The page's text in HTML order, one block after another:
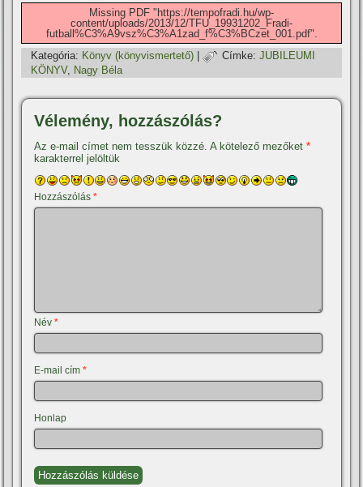
Missing PDF "https://tempofradi.hu/wp-
content/uploads/2013/12/TFU_19931202_Fradi-
futball%C3%A9vsz%C3%A1zad_f%C3%BCzet_001.pdf".
Kategória: Könyv (könyvismertető) | Címke: JUBILEUMI
KÖNYV, Nagy Béla
Vélemény, hozzászólás?
Az e-mail címet nem tesszük közzé. A kötelező mezőket*
karakterrel jelöltük
Hozzászólás*
Név*
E-mail cím*
Honlap